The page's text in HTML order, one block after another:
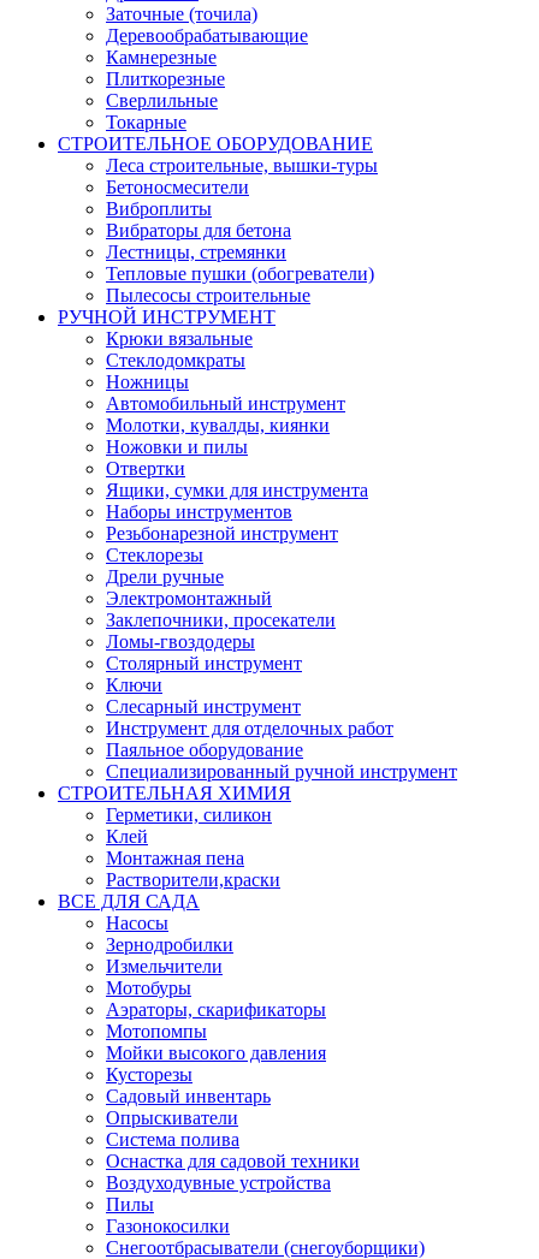
Заточные (точила)
Деревообрабатывающие
Камнерезные
Плиткорезные
Сверлильные
Токарные
СТРОИТЕЛЬНОЕ ОБОРУДОВАНИЕ
Леса строительные, вышки-туры
Бетоносмесители
Виброплиты
Вибраторы для бетона
Лестницы, стремянки
Тепловые пушки (обогреватели)
Пылесосы строительные
РУЧНОЙ ИНСТРУМЕНТ
Крюки вязальные
Стеклодомкраты
Ножницы
Автомобильный инструмент
Молотки, кувалды, киянки
Ножовки и пилы
Отвертки
Ящики, сумки для инструмента
Наборы инструментов
Резьбонарезной инструмент
Стеклорезы
Дрели ручные
Электромонтажный
Заклепочники, просекатели
Ломы-гвоздодеры
Столярный инструмент
Ключи
Слесарный инструмент
Инструмент для отделочных работ
Паяльное оборудование
Специализированный ручной инструмент
СТРОИТЕЛЬНАЯ ХИМИЯ
Герметики, силикон
Клей
Монтажная пена
Растворители,краски
ВСЕ ДЛЯ САДА
Насосы
Зернодробилки
Измельчители
Мотобуры
Аэраторы, скарификаторы
Мотопомпы
Мойки высокого давления
Кусторезы
Садовый инвентарь
Опрыскиватели
Система полива
Оснастка для садовой техники
Воздуходувные устройства
Пилы
Газонокосилки
Снегоотбрасыватели (снегоуборщики)